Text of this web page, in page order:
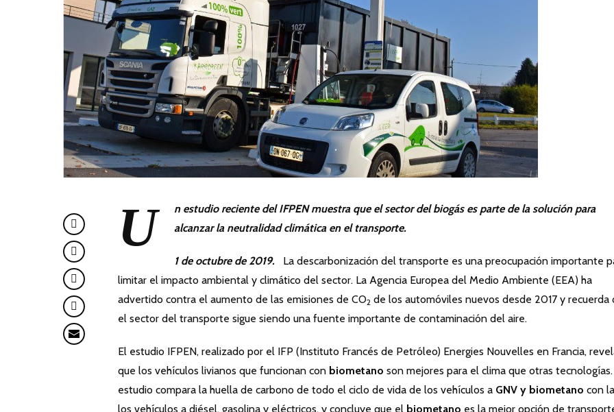
U
n estudio reciente del IFPEN muestra que el sector del biogás es parte de la solución para
alcanzar la neutralidad climática en el transporte.
1 de octubre de 2019. La descarbonización del transporte es una preocupación importante
limitar el impacto ambiental y climático del sector. La Agencia Europea del Medio Ambiente (EEA) ha
advertido contra el aumento de las emisiones de CO2 de los automóviles nuevos desde 2017 y recuerda
el sector del transporte sigue siendo una fuente importante de contaminación del aire.
El estudio IFPEN, realizado por el IFP (Instituto Francés de Petróleo) Energies Nouvelles en Francia,
que los vehículos livianos que funcionan con biometano son mejores para el clima que otras
estudio compara la huella de carbono de todo el ciclo de vida de los vehículos a GNV y biometano con
los vehículos a diésel, gasolina y eléctricos, y concluye que el biometano es la mejor opción de